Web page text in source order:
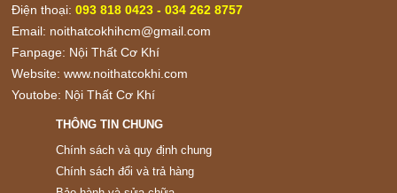
Điện thoại:093 818 0423 - 034 262 8757
Email: noithatcokhihcm@gmail.com
Fanpage: Nội Thất Cơ Khí
Website:www.noithatcokhi.com
Youtobe: Nội Thất Cơ Khí
THÔNG TIN CHUNG
Chính sách và quy định chung
Chính sách đổi và trả hàng